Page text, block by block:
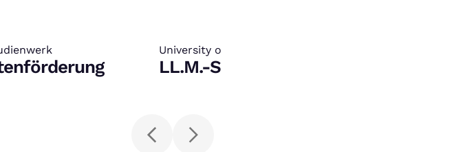
University of Southern California Gould School of
Law
:
LL.M.-Stipendium